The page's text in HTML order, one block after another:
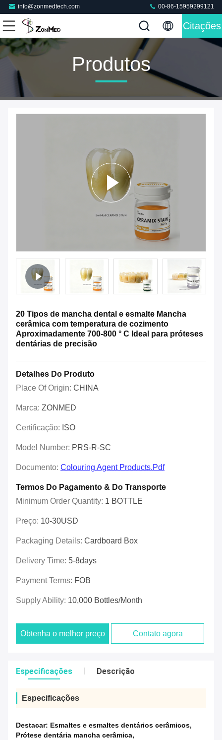
info@zonmedtech.com 00-86-15959299121
Citações
Produtos
20 Tipos de mancha dental e esmalte Mancha
cerâmica com temperatura de cozimento
Aproximadamente 700-800 ° C Ideal para próteses
dentárias de precisão
Detalhes Do Produto
Place Of Origin: CHINA
Marca: ZONMED
Certificação: ISO
Model Number: PRS-R-SC
Documento: Colouring Agent Products.pdf
Termos Do Pagamento & Do Transporte
Minimum Order Quantity: 1 BOTTLE
Preço: 10-30USD
Packaging Details: Cardboard Box
Delivery Time: 5-8days
Payment Terms: FOB
Supply Ability: 10,000 Bottles/month
Obtenha o melhor preço Contato agora
Especificações Descrição
Especificações
Destacar: Esmaltes e esmaltes dentários cerâmicos,
Prótese dentária mancha cerâmica,